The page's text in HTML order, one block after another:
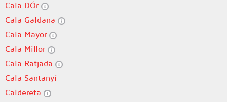
Cala DÓr
Cala Galdana
Cala Mayor
Cala Millor
Cala Ratjada
Cala Santanyí
Caldereta